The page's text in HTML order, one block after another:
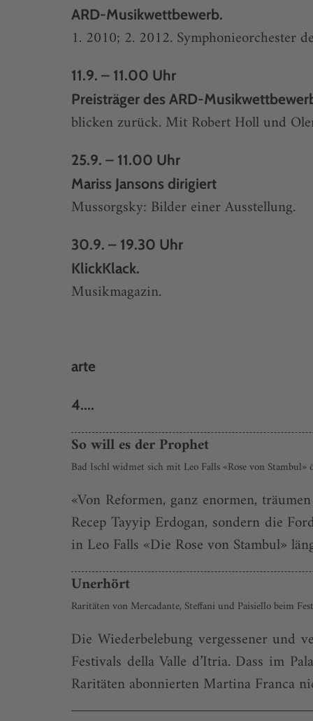
ARD-Musikwettbewerb.
1. 2010; 2. 2012. Symphonieorchester
11.9. – 11.00 Uhr
Preisträger des ARD-
blicken zurück. Mit Robert Holl und
25.9. – 11.00 Uhr
Mariss Jansons dirigiert
Mussorgsky: Bilder einer Ausstellung.
30.9. – 19.30 Uhr
KlickKlack.
Musikmagazin.
arte
4....
So will es der Prophet
Bad Ischl widmet sich mit Leo Falls «Rose von
«Von Reformen, ganz enormen,
Recep Tayyip Erdogan, sondern die
in Leo Falls «Die Rose von Stambul»
Unerhört
Raritäten von Mercadante, Steffani und Paisiello beim
Die Wiederbelebung vergessener und
Festivals della Valle d’Itria. Dass im
Raritäten abonnierten Martina Franca